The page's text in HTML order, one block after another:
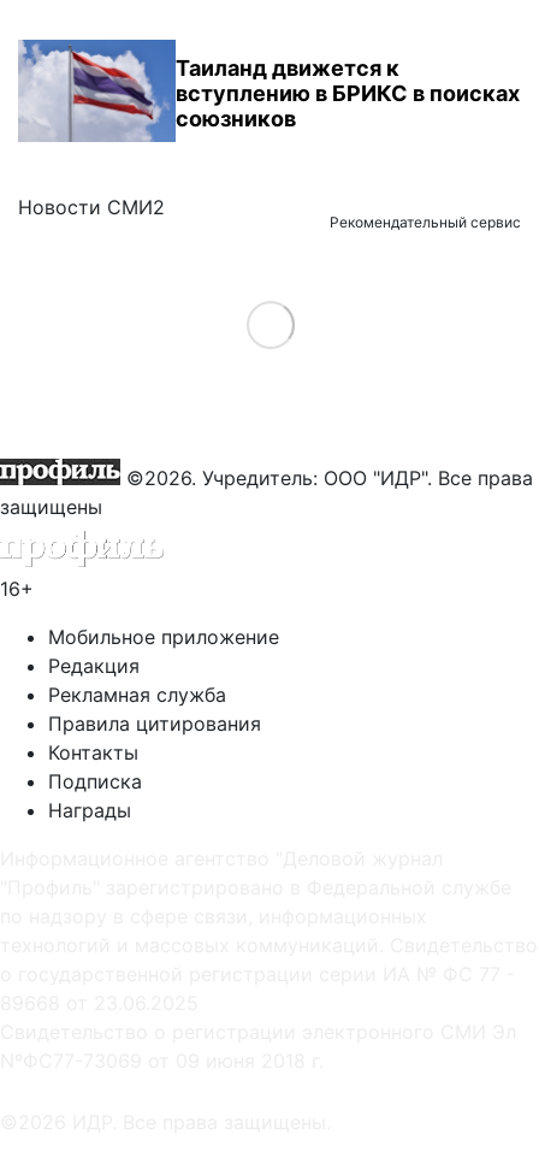
Таиланд движется к
вступлению в БРИКС в поисках
союзников
Новости СМИ2
Рекомендательный сервис
Load More
©2026. Учредитель: ООО "ИДР". Все права
защищены
16+
Мобильное приложение
Редакция
Рекламная служба
Правила цитирования
Контакты
Подписка
Награды